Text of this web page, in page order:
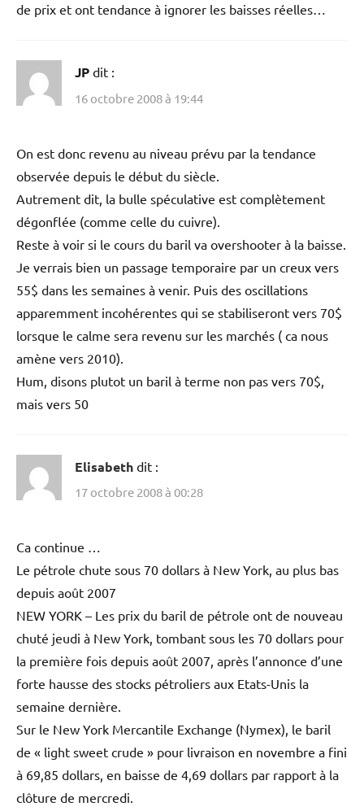
de prix et ont tendance à ignorer les baisses réelles…
JP dit :
16 octobre 2008 à 19:44
On est donc revenu au niveau prévu par la tendance
observée depuis le début du siècle.
Autrement dit, la bulle spéculative est complètement
dégonflée (comme celle du cuivre).
Reste à voir si le cours du baril va overshooter à la baisse.
Je verrais bien un passage temporaire par un creux vers
55$ dans les semaines à venir. Puis des oscillations
apparemment incohérentes qui se stabiliseront vers 70$
lorsque le calme sera revenu sur les marchés ( ca nous
amène vers 2010).
Hum, disons plutot un baril à terme non pas vers 70$,
mais vers 50
Elisabeth dit :
17 octobre 2008 à 00:28
Ca continue …
Le pétrole chute sous 70 dollars à New York, au plus bas
depuis août 2007
NEW YORK – Les prix du baril de pétrole ont de nouveau
chuté jeudi à New York, tombant sous les 70 dollars pour
la première fois depuis août 2007, après l’annonce d’une
forte hausse des stocks pétroliers aux Etats-Unis la
semaine dernière.
Sur le New York Mercantile Exchange (Nymex), le baril
de « light sweet crude » pour livraison en novembre a fini
à 69,85 dollars, en baisse de 4,69 dollars par rapport à la
clôture de mercredi.